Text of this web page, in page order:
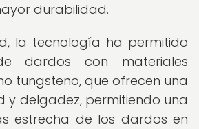
durabilidad.
la tecnología ha permitido
dardos con materiales
tungsteno, que ofrecen una
y delgadez, permitiendo una
estrecha de los dardos en